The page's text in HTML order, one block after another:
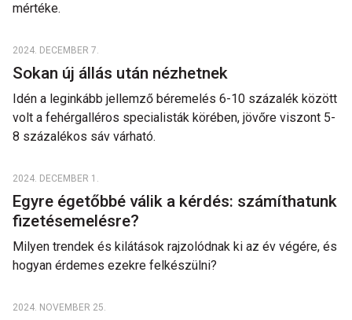
mértéke.
2024. DECEMBER 7.
Sokan új állás után nézhetnek
Idén a leginkább jellemző béremelés 6-10 százalék között
volt a fehérgalléros specialisták körében, jövőre viszont 5-
8 százalékos sáv várható.
2024. DECEMBER 1.
Egyre égetőbbé válik a kérdés: számíthatunk
fizetésemelésre?
Milyen trendek és kilátások rajzolódnak ki az év végére, és
hogyan érdemes ezekre felkészülni?
2024. NOVEMBER 25.